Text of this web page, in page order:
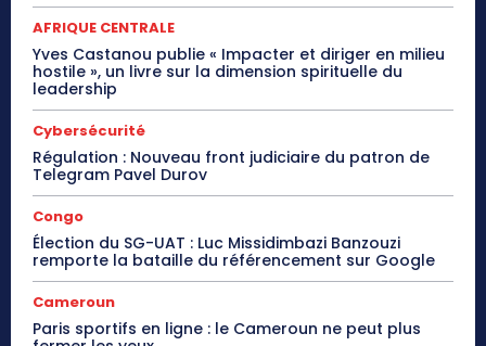
AFRIQUE CENTRALE
Yves Castanou publie « Impacter et diriger en milieu
hostile », un livre sur la dimension spirituelle du
leadership
Cybersécurité
Régulation : Nouveau front judiciaire du patron de
Telegram Pavel Durov
Congo
Élection du SG-UAT : Luc Missidimbazi Banzouzi
remporte la bataille du référencement sur Google
Cameroun
Paris sportifs en ligne : le Cameroun ne peut plus